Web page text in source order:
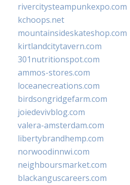
rivercitysteampunkexpo.com
kchoops.net
mountainsideskateshop.com
kirtlandcitytavern.com
301nutritionspot.com
ammos-stores.com
loceanecreations.com
birdsongridgefarm.com
joiedevivblog.com
valera-amsterdam.com
libertybrandhemp.com
norwoodinnwi.com
neighboursmarket.com
blackanguscareers.com